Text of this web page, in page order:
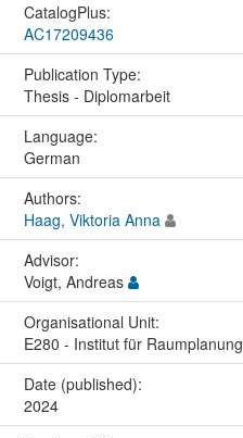
CatalogPlus:
AC17209436
Publication Type:
Thesis - Diplomarbeit
Language:
German
Authors:
Haag, Viktoria Anna
Advisor:
Voigt, Andreas
Organisational Unit:
E280 - Institut für Raumplanung
Date (published):
2024